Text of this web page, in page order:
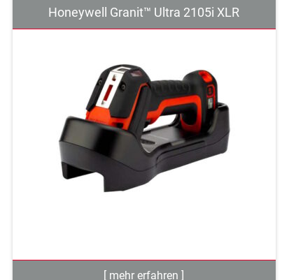
Honeywell Granit™ Ultra 2105i XLR